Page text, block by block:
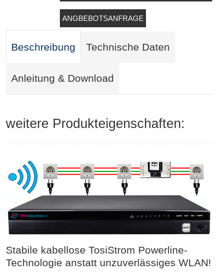
ANGBEBOTSANFRAGE
Beschreibung Technische Daten
Anleitung & Download
weitere Produkteigenschaften:
Stabile kabellose TosiStrom Powerline-
Technologie anstatt unzuverlässiges WLAN!